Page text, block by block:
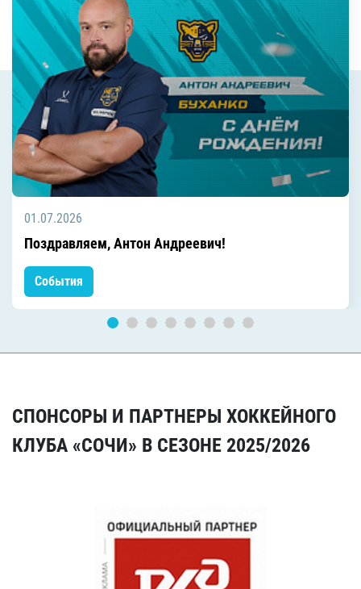
01.07.2026
Поздравляем, Антон Андреевич!
События
СПОНСОРЫ И ПАРТНЕРЫ ХОККЕЙНОГО
КЛУБА «СОЧИ» В СЕЗОНЕ 2025/2026